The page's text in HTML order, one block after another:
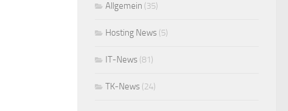
Allgemein (35)
Hosting News (5)
IT-News (81)
TK-News (24)